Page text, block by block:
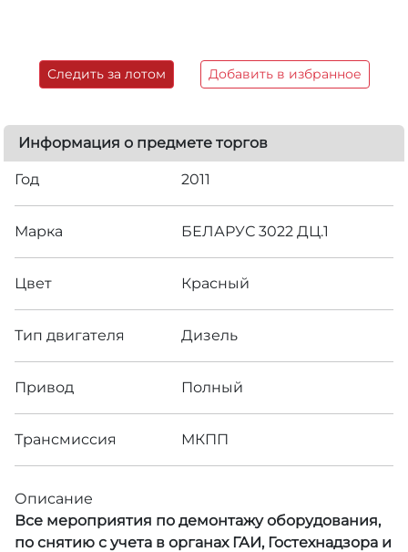
Следить за лотом Добавить в избранное
Информация о предмете торгов
Год 2011
Марка БЕЛАРУС 3022 ДЦ.1
Цвет Красный
Тип двигателя Дизель
Привод Полный
Трансмиссия МКПП
Описание
Все мероприятия по демонтажу оборудования,
по снятию с учета в органах ГАИ, Гостехнадзора и